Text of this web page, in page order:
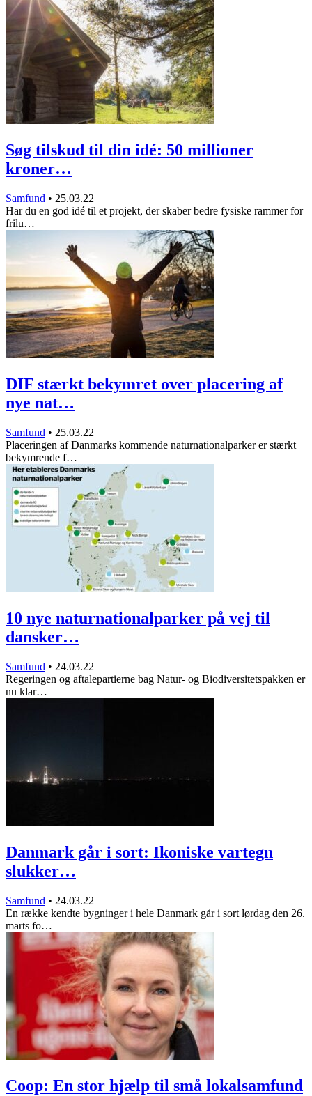
Søg tilskud til din idé: 50 millioner
kroner…
Samfund • 25.03.22
Har du en god idé til et projekt, der skaber bedre fysiske rammer for
frilu…
DIF stærkt bekymret over placering af
nye nat…
Samfund • 25.03.22
Placeringen af Danmarks kommende naturnationalparker er stærkt
bekymrende f…
10 nye naturnationalparker på vej til
dansker…
Samfund • 24.03.22
Regeringen og aftalepartierne bag Natur- og Biodiversitetspakken er
nu klar…
Danmark går i sort: Ikoniske vartegn
slukker…
Samfund • 24.03.22
En række kendte bygninger i hele Danmark går i sort lørdag den 26.
marts fo…
Coop: En stor hjælp til små lokalsamfund